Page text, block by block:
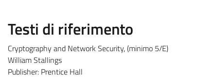
Testi di riferimento
Cryptography and Network Security, (minimo 5/E)
William Stallings
Publisher: Prentice Hall